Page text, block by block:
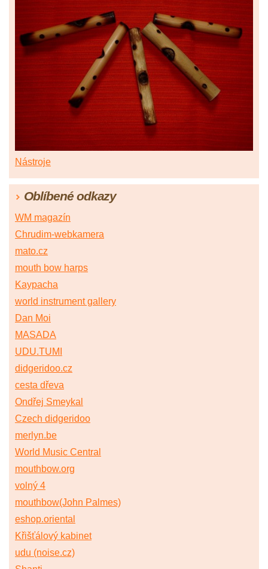
Nástroje
Oblíbené odkazy
WM magazín
Chrudim-webkamera
mato.cz
mouth bow harps
Kaypacha
world instrument gallery
Dan Moi
MASADA
UDU.TUMI
didgeridoo.cz
cesta dřeva
Ondřej Smeykal
Czech didgeridoo
merlyn.be
World Music Central
mouthbow.org
volný 4
mouthbow(John Palmes)
eshop.oriental
Křišťálový kabinet
udu (noise.cz)